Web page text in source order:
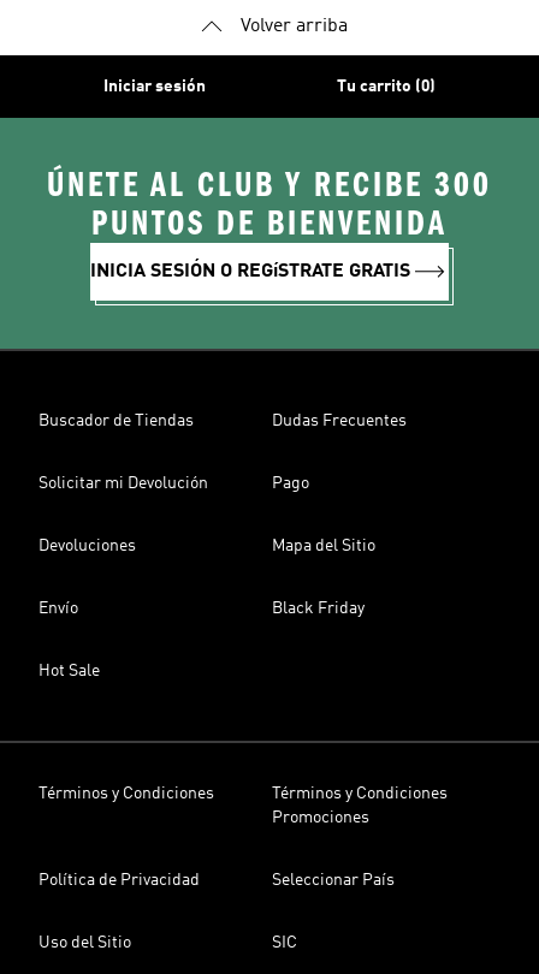
Volver arriba
Iniciar sesión Tu carrito (0)
ÚNETE AL CLUB Y RECIBE 300
PUNTOS DE BIENVENIDA
INICIA SESIÓN O REGíSTRATE GRATIS
Buscador de Tiendas Dudas Frecuentes
Solicitar mi Devolución Pago
Devoluciones Mapa del Sitio
Envío Black Friday
Hot Sale
Términos y Condiciones
Términos y Condiciones
Promociones
Política de Privacidad Seleccionar País
Uso del Sitio SIC